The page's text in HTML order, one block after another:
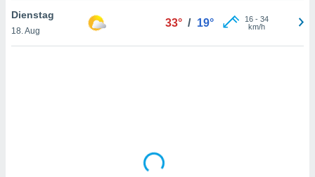
weiterhin
Dienstag
18. Aug
33° / 19° 16- 34
km/h